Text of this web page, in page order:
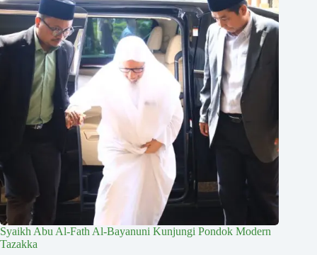
Syaikh Abu Al-Fath Al-Bayanuni Kunjungi Pondok Modern
Tazakka